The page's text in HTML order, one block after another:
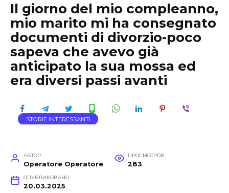
Il giorno del mio compleanno,
mio marito mi ha consegnato
documenti di divorzio-poco
sapeva che avevo già
anticipato la sua mossa ed
era diversi passi avanti
STORIE INTERESSANTI
АВТОР
Operatore Operatore
ПРОСМОТРОВ
283
ОПУБЛИКОВАНО
20.03.2025